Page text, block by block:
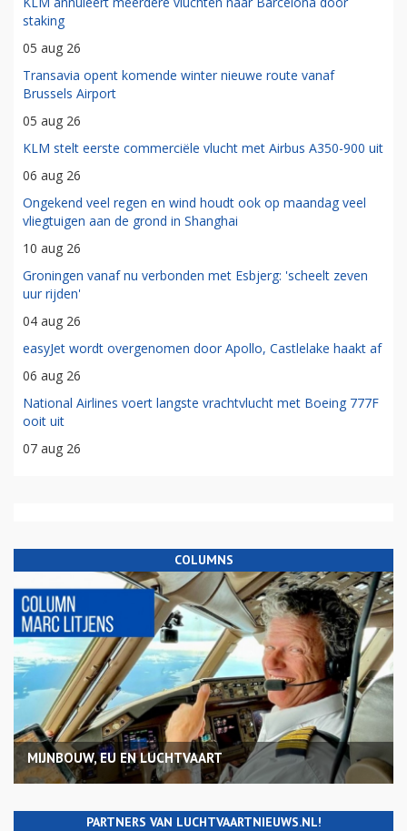
staking
05 aug 26
Transavia opent komende winter nieuwe route vanaf
Brussels Airport
05 aug 26
KLM stelt eerste commerciële vlucht met Airbus A350-900 uit
06 aug 26
Ongekend veel regen en wind houdt ook op maandag veel
vliegtuigen aan de grond in Shanghai
10 aug 26
Groningen vanaf nu verbonden met Esbjerg: 'scheelt zeven
uur rijden'
04 aug 26
easyJet wordt overgenomen door Apollo, Castlelake haakt af
06 aug 26
National Airlines voert langste vrachtvlucht met Boeing 777F
ooit uit
07 aug 26
COLUMNS
MIJNBOUW, EU EN LUCHTVAART
PARTNERS VAN LUCHTVAARTNIEUWS.NL!